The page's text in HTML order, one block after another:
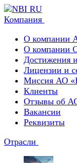
Компания
О компании
О компании
Достижения
Лицензии и
Миссия АО
Клиенты
Отзывы об
Вакансии
Реквизиты
Отрасли